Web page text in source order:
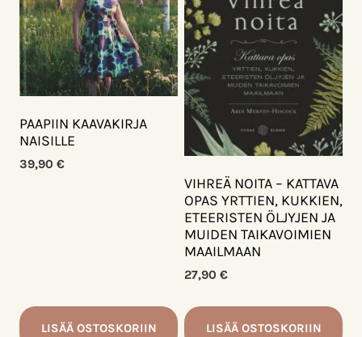
PAAPIIN KAAVAKIRJA
NAISILLE
39,90 €
LISÄÄ OSTOSKORIIN
VIHREÄ NOITA – KATTAVA
OPAS YRTTIEN, KUKKIEN,
ETEERISTEN ÖLJYJEN JA
MUIDEN TAIKAVOIMIEN
MAAILMAAN
27,90 €
LISÄÄ OSTOSKORIIN